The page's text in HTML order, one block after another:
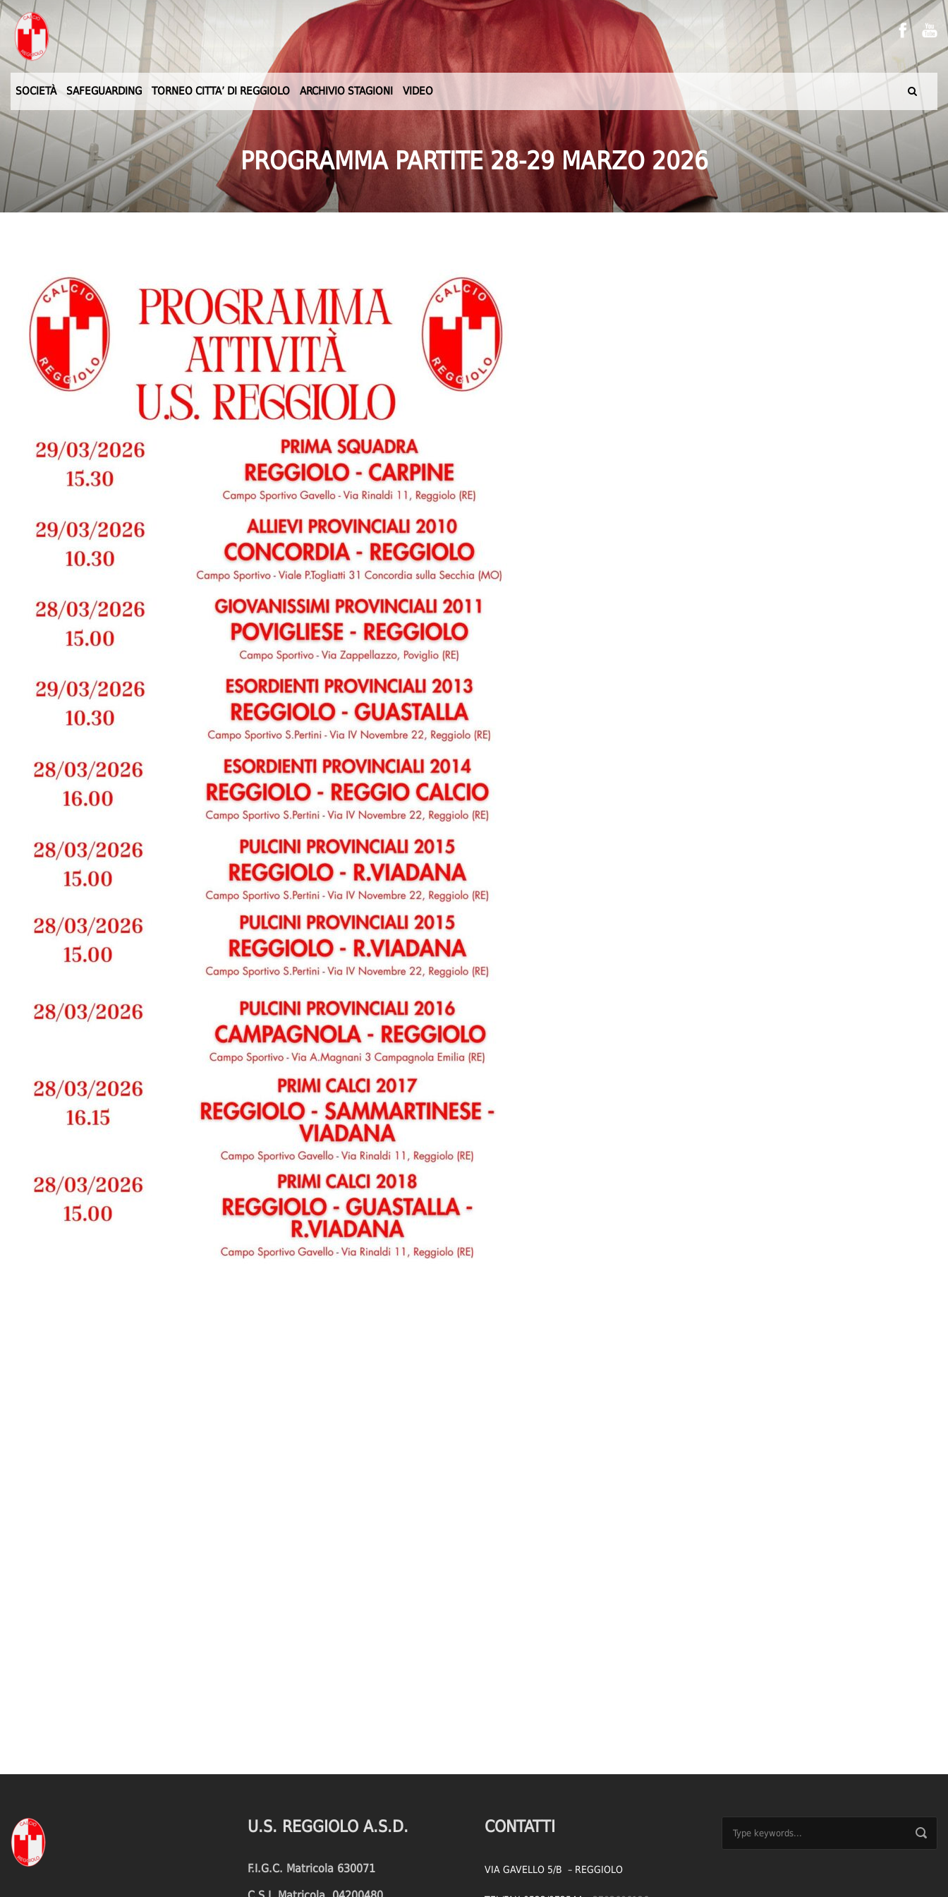
SOCIETÀ SAFEGUARDING TORNEO CITTA’ DI REGGIOLO ARCHIVIO STAGIONI VIDEO
PROGRAMMA PARTITE 28-29 MARZO 2026
U.S. REGGIOLO A.S.D.
F.I.G.C. Matricola 630071
CONTATTI
VIA GAVELLO 5/B – REGGIOLO